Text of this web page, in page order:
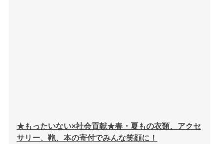
★もったいない×社会貢献★春・夏もの衣類、アクセ
サリー、鞄、本の寄付でみんな笑顔に！